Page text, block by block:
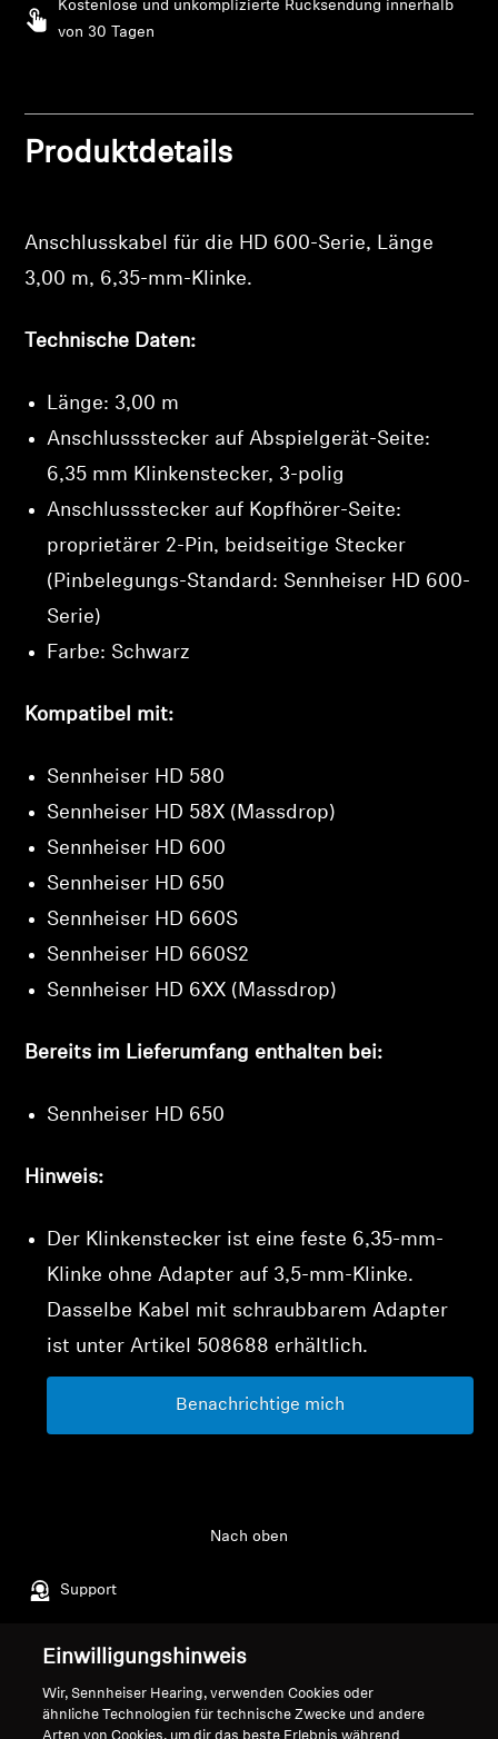
Über uns
Klangraum
Professionell
Kostenlose und unkomplizierte Rücksendung innerhalb
von 30 Tagen
Produktdetails
Anschlusskabel für die HD 600-Serie, Länge
3,00 m, 6,35-mm-Klinke.
Technische Daten:
Länge: 3,00 m
Anschlussstecker auf Abspielgerät-Seite:
6,35 mm Klinkenstecker, 3-polig
Anschlussstecker auf Kopfhörer-Seite:
proprietärer 2-Pin, beidseitige Stecker
(Pinbelegungs-Standard: Sennheiser HD 600-
Serie)
Farbe: Schwarz
Kompatibel mit:
Sennheiser HD 580
Sennheiser HD 58X (Massdrop)
Sennheiser HD 600
Sennheiser HD 650
Sennheiser HD 660S
Sennheiser HD 660S2
Sennheiser HD 6XX (Massdrop)
Bereits im Lieferumfang enthalten bei:
Sennheiser HD 650
Hinweis:
Der Klinkenstecker ist eine feste 6,35-mm-
Klinke ohne Adapter auf 3,5-mm-Klinke.
Dasselbe Kabel mit schraubbarem Adapter
ist unter Artikel 508688 erhältlich.
Benachrichtige mich
Support
Nach oben
Impressum
Globale Datenschutzrichtlinie
Allgemeine
Karriere bei Sonova
Einwilligungshinweis
Wir, Sennheiser Hearing, verwenden Cookies oder
ähnliche Technologien für technische Zwecke und andere
Melden Sie sich bei Ihrem Konto an, um
Ihre zuvor gespeicherten Artikel anzuzeigen.
Login